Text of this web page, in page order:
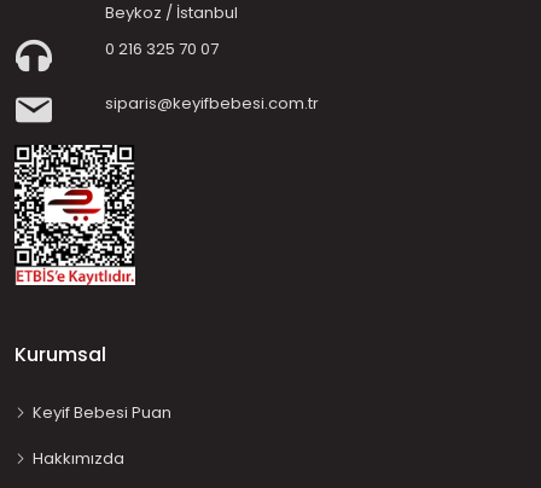
Beykoz / İstanbul
0 216 325 70 07
siparis@keyifbebesi.com.tr
Kurumsal
Keyif Bebesi Puan
Hakkımızda